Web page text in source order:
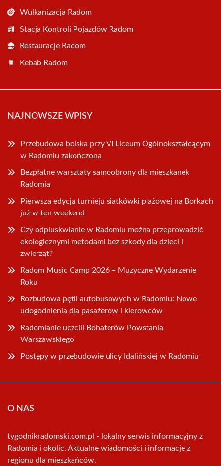
Wulkanizacja Radom
Stacja Kontroli Pojazdów Radom
Restauracje Radom
Kebab Radom
NAJNOWSZE WPISY
Przebudowa boiska przy VI Liceum Ogólnokształcącym
w Radomiu zakończona
Bezpłatne warsztaty samoobrony dla mieszkanek
Radomia
Pierwsza edycja turnieju siatkówki plażowej na Borkach
już w ten weekend
Czy odpluskwianie w Radomiu można przeprowadzić
ekologicznymi metodami bez szkody dla dzieci i
zwierząt?
Radom Music Camp 2026 – Muzyczne Wydarzenie
Roku
Rozbudowa pętli autobusowych w Radomiu: Nowe
udogodnienia dla pasażerów i kierowców
Radomianie uczcili Bohaterów Powstania
Warszawskiego
Postępy w przebudowie ulicy Idalińskiej w Radomiu
O NAS
tygodnikradomski.com.pl - lokalny serwis informacyjny z
Radomia i okolic. Aktualne wiadomości i informacje z
regionu dla mieszkańców.